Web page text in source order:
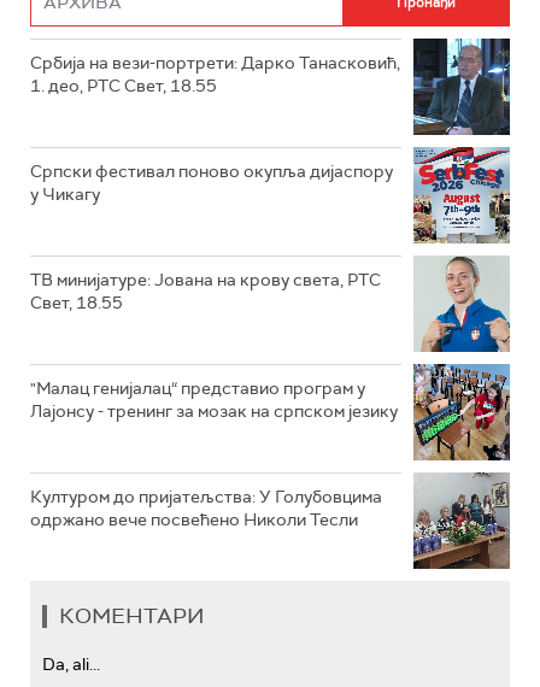
Србија на вези-портрети: Дарко Танасковић,
1. део, РТС Свет, 18.55
Српски фестивал поново окупља дијаспору
у Чикагу
ТВ минијатуре: Јована на крову света, РТС
Свет, 18.55
"Малац генијалац“ представио програм у
Лајонсу - тренинг за мозак на српском језику
Културом до пријатељства: У Голубовцима
одржано вече посвећено Николи Тесли
КОМЕНТАРИ
Da, ali...